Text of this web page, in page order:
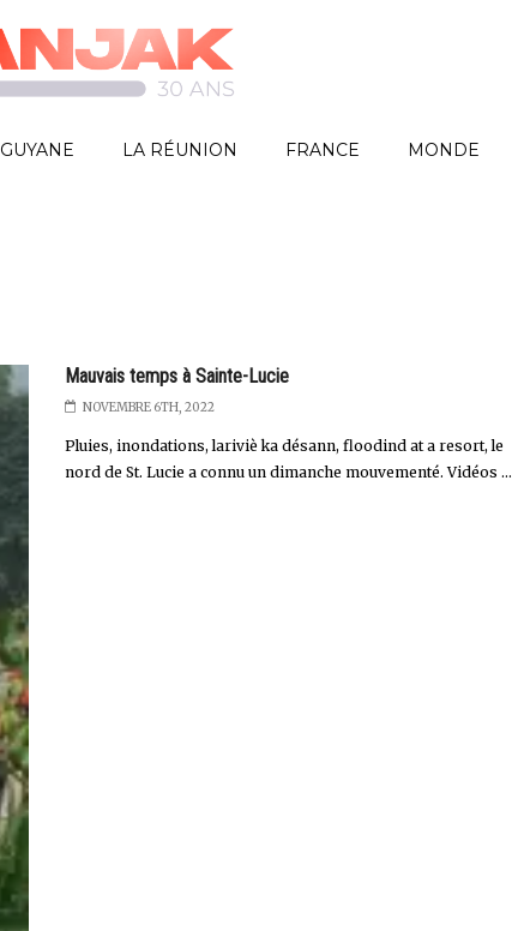
GUYANE LA RÉUNION FRANCE MONDE
Mauvais temps à Sainte-Lucie
NOVEMBRE 6TH, 2022
Pluies, inondations, lariviè ka désann, floodind at a resort, le
nord de St. Lucie a connu un dimanche mouvementé. Vidéos ...